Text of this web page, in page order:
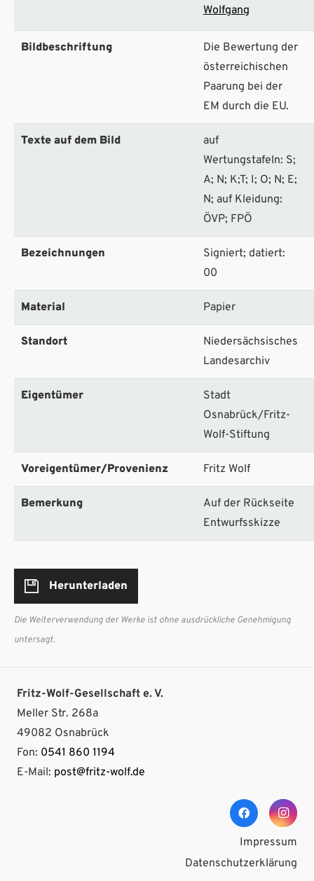
Wolfgang
Bildbeschriftung
Die Bewertung der
österreichischen
Paarung bei der
EM durch die EU.
Texte auf dem Bild
auf
Wertungstafeln: S;
A; N; K;T; I; O; N; E;
N; auf Kleidung:
ÖVP; FPÖ
Bezeichnungen
Signiert; datiert:
00
Material Papier
Standort
Niedersächsisches
Landesarchiv
Eigentümer
Stadt
Osnabrück/Fritz-
Wolf-Stiftung
Voreigentümer/Provenienz Fritz Wolf
Bemerkung
Auf der Rückseite
Entwurfsskizze
Herunterladen
Die Weiterverwendung der Werke ist ohne ausdrückliche Genehmigung
untersagt.
Fritz-Wolf-Gesellschaft e. V.
Meller Str. 268a
49082 Osnabrück
Fon: 0541 860 1194
E-Mail: post@fritz-wolf.de
Impressum
Datenschutzerklärung